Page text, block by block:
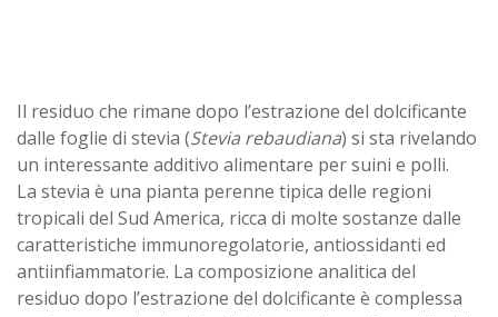
Il residuo che rimane dopo l’estrazione del dolcificante
dalle foglie di stevia (Stevia rebaudiana) si sta rivelando
un interessante additivo alimentare per suini e polli.
La stevia è una pianta perenne tipica delle regioni
tropicali del Sud America, ricca di molte sostanze dalle
caratteristiche immunoregolatorie, antiossidanti ed
antiinfiammatorie. La composizione analitica del
residuo dopo l’estrazione del dolcificante è complessa